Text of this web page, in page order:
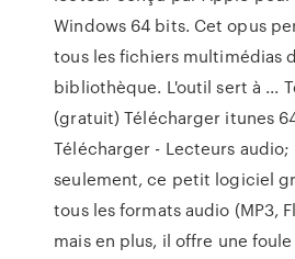
Windows 64 bits. Cet opus
tous les fichiers multimédias
bibliothèque. L'outil sert à ...
(gratuit) Télécharger itunes
Télécharger - Lecteurs audio;
seulement, ce petit logiciel
tous les formats audio (MP3,
mais en plus, il offre une foule